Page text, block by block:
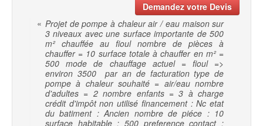
Demandez votre Devis
« Projet de pompe à chaleur air / eau maison sur
3 niveaux avec une surface importante de 500
m² chauffée au fioul nombre de pièces à
chauffer = 10 surface totale à chauffer en m² =
500 mode de chauffage actuel = fioul =>
environ 3500  par an de facturation type de
pompe à chaleur souhaité = air/eau nombre
d'adultes = 2 nombre enfants = 3 à charge
crédit d'impôt non utilisé financement : Nc etat
du batiment : Ancien nombre de piéce : 10
surface habitable : 500 preference contact :